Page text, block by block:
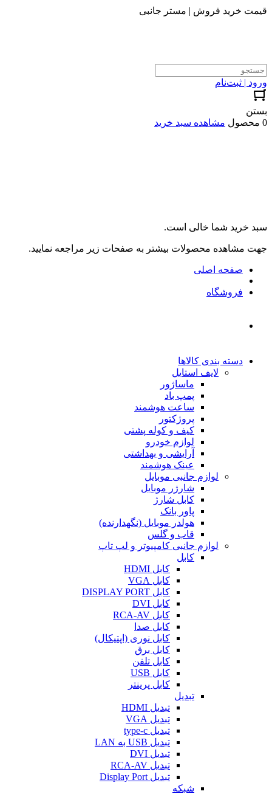
قیمت خرید فروش | مستر جانبی
ورود | ثبت‌نام
بستن
0 محصول
مشاهده سبد خرید
سبد خرید شما خالی است.
جهت مشاهده محصولات بیشتر به صفحات زیر مراجعه نمایید.
صفحه اصلی
فروشگاه
دسته بندی کالاها
لایف استایل
ماساژور
پمپ باد
ساعت هوشمند
پروژکتور
کیف و کوله پشتی
لوازم خودرو
آرایشی و بهداشتی
عینک هوشمند
لوازم جانبی موبایل
شارژر موبایل
کابل شارژ
پاور بانک
هولدر موبایل (نگهدارنده)
قاب و گلس
لوازم جانبی کامپیوتر و لپ تاپ
کابل
کابل HDMI
کابل VGA
کابل DISPLAY PORT
کابل DVI
کابل RCA-AV
کابل صدا
کابل نوری (اپتیکال)
کابل برق
کابل تلفن
کابل USB
کابل پرینتر
تبدیل
تبدیل HDMI
تبدیل VGA
تبدیل type-c
تبدیل USB به LAN
تبدیل DVI
تبدیل RCA-AV
تبدیل Display Port
شبکه